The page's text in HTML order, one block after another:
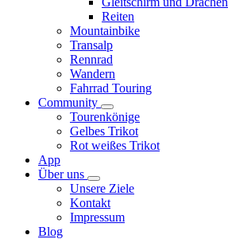
Reiten
Mountainbike
Transalp
Rennrad
Wandern
Fahrrad Touring
Community
Tourenkönige
Gelbes Trikot
Rot weißes Trikot
App
Über uns
Unsere Ziele
Kontakt
Impressum
Blog